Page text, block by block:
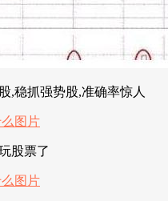
,稳抓强势股,准确率惊人
股票了